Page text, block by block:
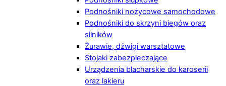
Podnośniki nożycowe samochodowe
Podnośniki do skrzyni biegów oraz
silników
Żurawie, dźwigi warsztatowe
Stojaki zabezpieczające
Urządzenia blacharskie do karoserii
oraz lakieru